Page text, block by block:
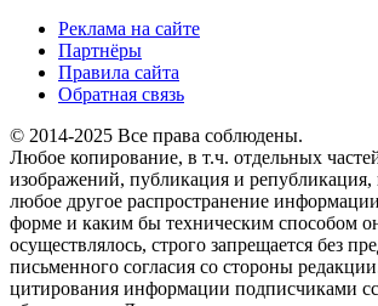
Реклама на сайте
Партнёры
Правила сайта
Обратная связь
© 2014-2025 Все права соблюдены.
Любое копирование, в т.ч. отдельных
изображений, публикация и републикация,
любое другое распространение
форме и каким бы техническим способом
осуществлялось, строго запрещается без
письменного согласия со стороны
цитирования информации подписчиками